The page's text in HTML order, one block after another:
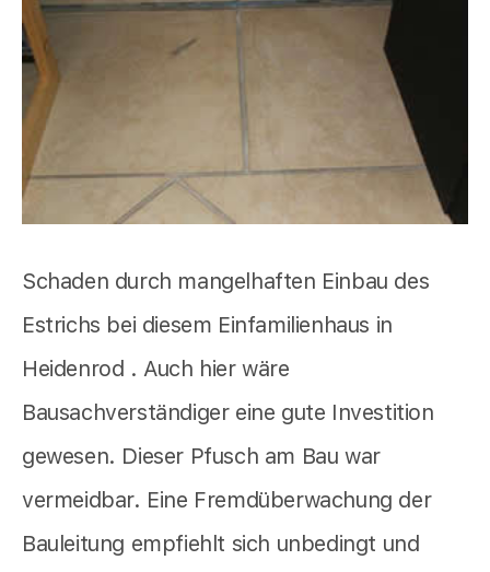
Schaden durch mangelhaften Einbau des
Estrichs bei diesem Einfamilienhaus in
Heidenrod . Auch hier wäre
Bausachverständiger eine gute Investition
gewesen. Dieser Pfusch am Bau war
vermeidbar. Eine Fremdüberwachung der
Bauleitung empfiehlt sich unbedingt und